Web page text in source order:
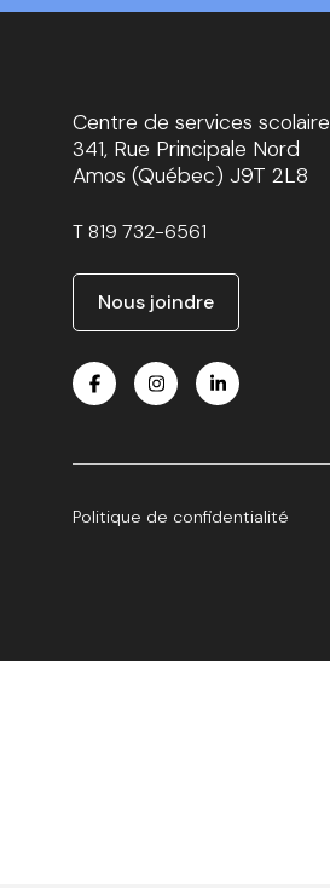
Centre de services
341, Rue Principale Nord
Amos (Québec) J9T 2L8
T819 732-6561
Nous joindre
Politique de confidentialité